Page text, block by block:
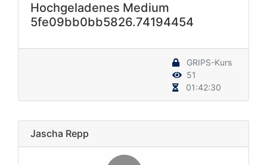
Hochgeladenes Medium
5fe09bb0bb5826.74194454
GRIPS-Kurs
51
01:42:30
Jascha Repp